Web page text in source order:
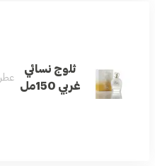
ثلوج نسائي
غربي 150مل